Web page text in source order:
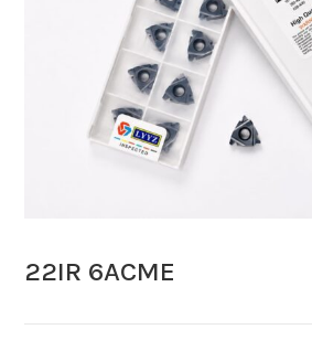
22IR 6ACME